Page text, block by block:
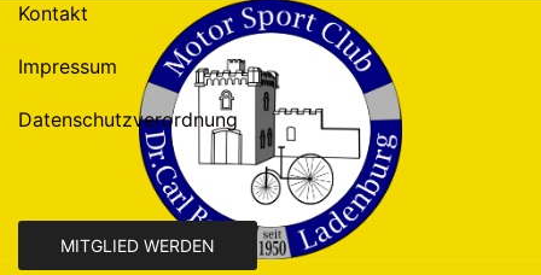
Kontakt
Impressum
Datenschutzverordnung
MITGLIED WERDEN